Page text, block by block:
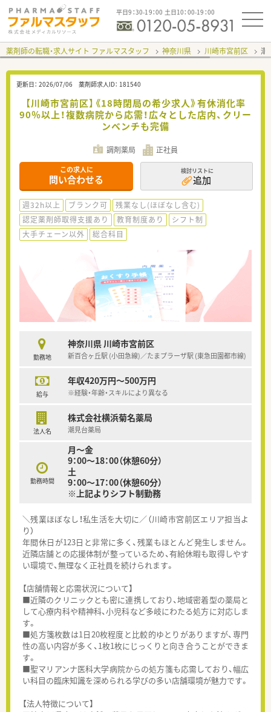
平日9：30-19：00 土日10：00-19：00
薬剤師の転職・求人サイト ファルマスタッフ 神奈川県 川崎市宮前区 潮
更新日： 2026/07/06 薬剤師求人ID： 181540
【川崎市宮前区】《18時閉局の希少求人》有休消化率
90％以上！複数病院から応需！広々とした店内、クリー
ンベンチも完備
調剤薬局 正社員
この求人に
問い合わせる
検討リストに
追加
週32h以上 ブランク可
残業なし(ほぼなし含む)
認定薬剤師取得支援あり
教育制度あり
シフト制
大手チェーン以外
総合科目
勤務地
神奈川県 川崎市宮前区
新百合ヶ丘駅 (小田急線)／たまプラーザ駅 (東急田園都市線)
給与
年収420万円～500万円
※経験・年齢・スキルにより異なる
法人名
株式会社横浜菊名薬局
潮見台薬局
勤務時間
月～金
9：00～18：00（休憩60分）
土
9：00～17：00（休憩60分）
※上記よりシフト制勤務
＼残業ほぼなし！私生活を大切に／（川崎市宮前区エリア担当よ
り）
年間休日が123日と非常に多く、残業もほとんど発生しません。
近隣店舗との応援体制が整っているため、有給休暇も取得しやす
い環境で、無理なく正社員を続けられます。
【店舗情報と応需状況について】
■近隣のクリニックとも密に連携しており、地域密着型の薬局と
して心療内科や精神科、小児科など多岐にわたる処方に対応しま
す。
■処方箋枚数は1日20枚程度と比較的ゆとりがありますが、専門
性の高い内容が多く、1枚1枚にじっくりと向き合うことができま
す。
■聖マリアンナ医科大学病院からの処方箋も応需しており、幅広
い科目の臨床知識を深められる学びの多い店舗環境が魅力です。
【法人特徴について】